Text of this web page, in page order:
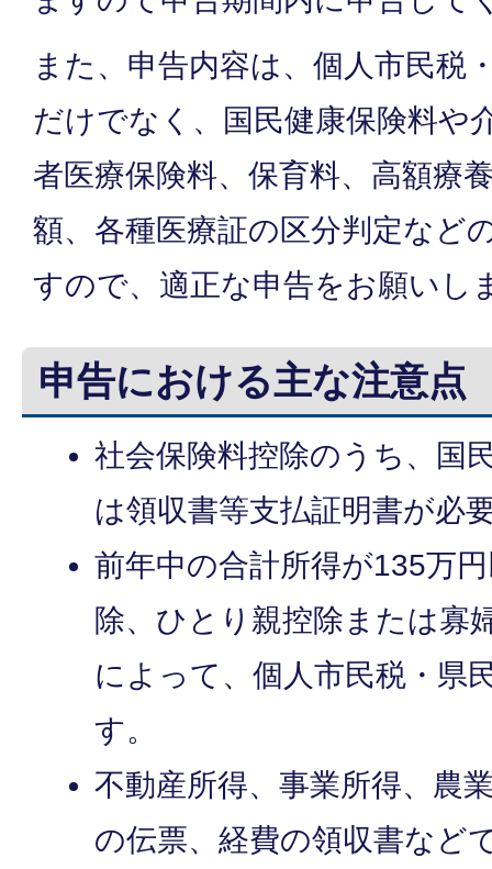
また、申告内容は、個人市民税
だけでなく、国民健康保険料や
者医療保険料、保育料、高額療
額、各種医療証の区分判定など
すので、適正な申告をお願いし
申告における主な注意点
社会保険料控除のうち、国
は領収書等支払証明書が必
前年中の合計所得が135万
除、ひとり親控除または寡
によって、個人市民税・県
す。
不動産所得、事業所得、農
の伝票、経費の領収書など